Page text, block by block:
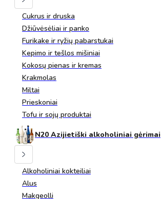
Cukrus ir druska
Džiūvėsėliai ir panko
Furikake ir ryžių pabarstukai
Kepimo ir tešlos mišiniai
Kokosų pienas ir kremas
Krakmolas
Miltai
Prieskoniai
Tofu ir sojų produktai
N20 Azijietiški alkoholiniai gėrimai
Alkoholiniai kokteiliai
Alus
Makgeolli